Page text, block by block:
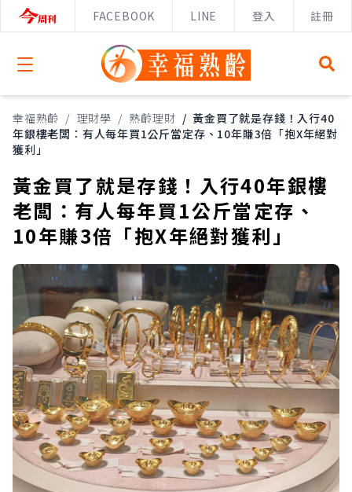
FACEBOOK LINE 登入 註冊
Open menu
幸福熟齡 / 理財學 / 熟齡理財 / 黃金買了就是存錢！入行40
年銀樓老闆：有人每年買1公斤當定存、10年賺3倍「抱X年絕對
獲利」
黃金買了就是存錢！入行40年銀樓
老闆：有人每年買1公斤當定存、
10年賺3倍「抱X年絕對獲利」